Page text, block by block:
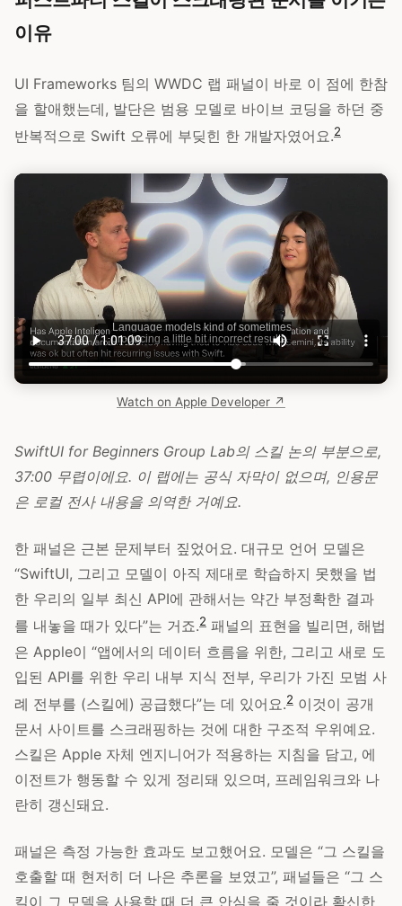
이유
UI Frameworks 팀의 WWDC 랩 패널이 바로 이 점에 한참
을 할애했는데, 발단은 범용 모델로 바이브 코딩을 하던 중
반복적으로 Swift 오류에 부딪힌 한 개발자였어요.2
Watch on Apple Developer ↗
SwiftUI for Beginners Group Lab의 스킬 논의 부분으로,
37:00 무렵이에요. 이 랩에는 공식 자막이 없으며, 인용문
은 로컬 전사 내용을 의역한 거예요.
한 패널은 근본 문제부터 짚었어요. 대규모 언어 모델은
“SwiftUI, 그리고 모델이 아직 제대로 학습하지 못했을 법
한 우리의 일부 최신 API에 관해서는 약간 부정확한 결과
를 내놓을 때가 있다”는 거죠.2 패널의 표현을 빌리면, 해법
은 Apple이 “앱에서의 데이터 흐름을 위한, 그리고 새로 도
입된 API를 위한 우리 내부 지식 전부, 우리가 가진 모범 사
례 전부를 (스킬에) 공급했다”는 데 있어요.2 이것이 공개
문서 사이트를 스크래핑하는 것에 대한 구조적 우위예요.
스킬은 Apple 자체 엔지니어가 적용하는 지침을 담고, 에
이전트가 행동할 수 있게 정리돼 있으며, 프레임워크와 나
란히 갱신돼요.
패널은 측정 가능한 효과도 보고했어요. 모델은 “그 스킬을
호출할 때 현저히 더 나은 추론을 보였고”, 패널들은 “그 스
킬이 그 모델을 사용할 때 더 큰 안심을 줄 것이라 확신한